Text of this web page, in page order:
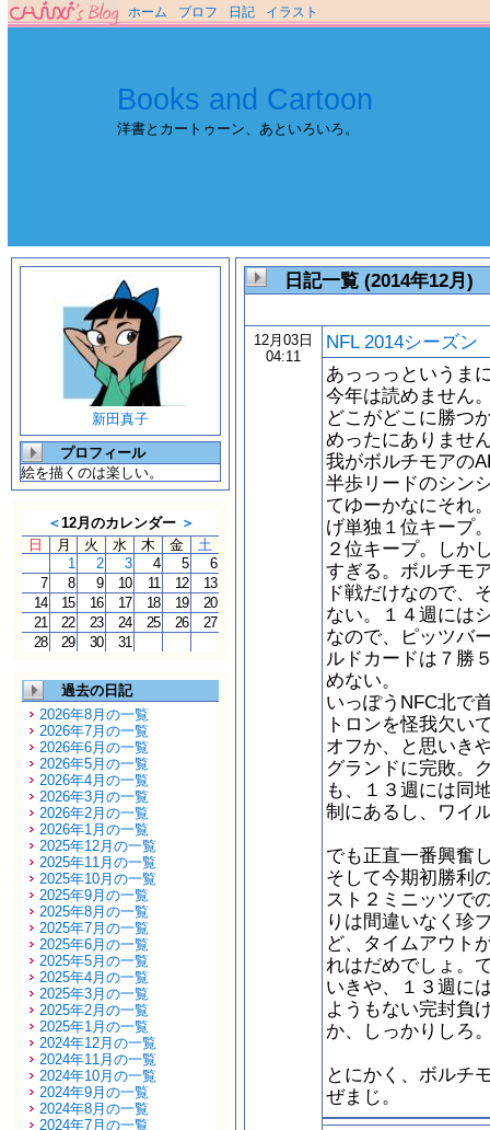
ホーム プロフ 日記 イラスト
Books and Cartoon
洋書とカートゥーン、あといろいろ。
新田真子
プロフィール
絵を描くのは楽しい。
＜12月のカレンダー ＞
日
月 火 水 木 金
土
1
2 3 4 5
6
7
8 9 10 11 12
13
14
15 16 17 18 19
20
21
22 23 24 25 26
27
28
29 30 31
過去の日記
2026年8月の一覧
2026年7月の一覧
2026年6月の一覧
2026年5月の一覧
2026年4月の一覧
2026年3月の一覧
2026年2月の一覧
2026年1月の一覧
2025年12月の一覧
2025年11月の一覧
2025年10月の一覧
2025年9月の一覧
2025年8月の一覧
2025年7月の一覧
2025年6月の一覧
2025年5月の一覧
2025年4月の一覧
2025年3月の一覧
2025年2月の一覧
2025年1月の一覧
2024年12月の一覧
2024年11月の一覧
2024年10月の一覧
2024年9月の一覧
2024年8月の一覧
2024年7月の一覧
日記一覧 (2014年12月)
12月03日
04:11
NFL 2014シーズン
あっっっというま
今年は読めません
どこがどこに勝つ
めったにありませ
我がボルチモアの
半歩リードのシン
てゆーかなにそれ
げ単独１位キープ
２位キープ。しか
すぎる。ボルチモ
ド戦だけなので、
ない。１４週には
なので、ピッツバ
ルドカードは７勝
めない。
いっぽうNFC北で
トロンを怪我欠い
オフか、と思いき
グランドに完敗。
も、１３週には同
制にあるし、ワイ
でも正直一番興奮
そして今期初勝利
スト２ミニッツで
りは間違いなく珍
ど、タイムアウト
れはだめでしょ。
いきや、１３週に
ようもない完封負
か、しっかりしろ
とにかく、ボルチ
ぜまじ。